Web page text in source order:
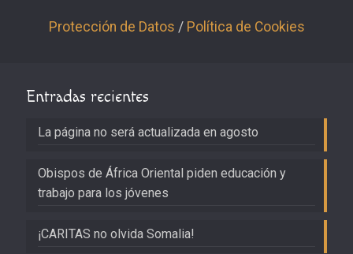
Protección de Datos / Política de Cookies
Entradas recientes
La página no será actualizada en agosto
Obispos de África Oriental piden educación y
trabajo para los jóvenes
¡CARITAS no olvida Somalia!